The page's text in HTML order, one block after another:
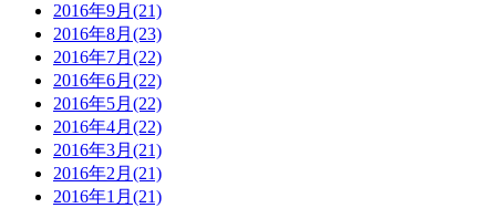
2016年9月(21)
2016年8月(23)
2016年7月(22)
2016年6月(22)
2016年5月(22)
2016年4月(22)
2016年3月(21)
2016年2月(21)
2016年1月(21)